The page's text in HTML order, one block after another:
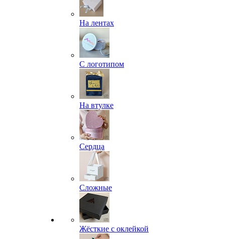
На лентах
С логотипом
На втулке
Сердца
Сложные
Жёсткие с оклейкой